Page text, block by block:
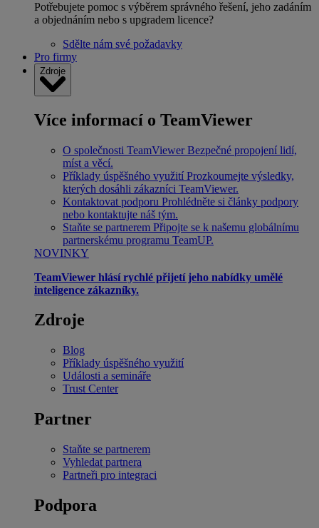
Potřebujete pomoc s výběrem správného řešení, jeho zadáním
a objednáním nebo s upgradem licence?
Sdělte nám své požadavky
Pro firmy
Zdroje
Více informací o TeamViewer
O společnosti TeamViewer Bezpečné propojení lidí,
míst a věcí.
Příklady úspěšného využití Prozkoumejte výsledky,
kterých dosáhli zákazníci TeamViewer.
Kontaktovat podporu Prohlédněte si články podpory
nebo kontaktujte náš tým.
Staňte se partnerem Připojte se k našemu globálnímu
partnerskému programu TeamUP.
NOVINKY
TeamViewer hlásí rychlé přijetí jeho nabídky umělé
inteligence zákazníky.
Zdroje
Blog
Příklady úspěšného využití
Události a semináře
Trust Center
Partner
Staňte se partnerem
Vyhledat partnera
Partneři pro integraci
Podpora